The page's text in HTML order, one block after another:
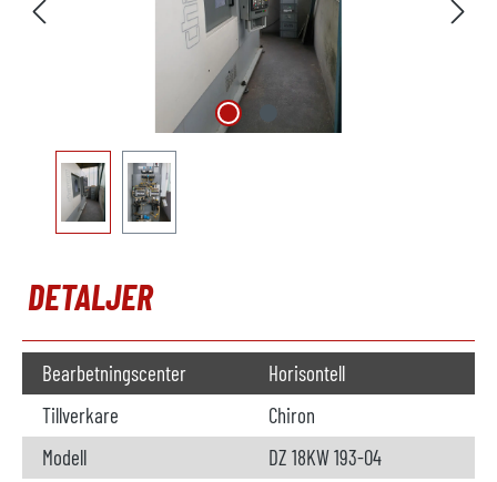
DETALJER
Bearbetningscenter
Horisontell
Tillverkare
Chiron
Modell
DZ 18KW 193-04